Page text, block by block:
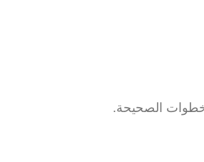
الصحيحة.